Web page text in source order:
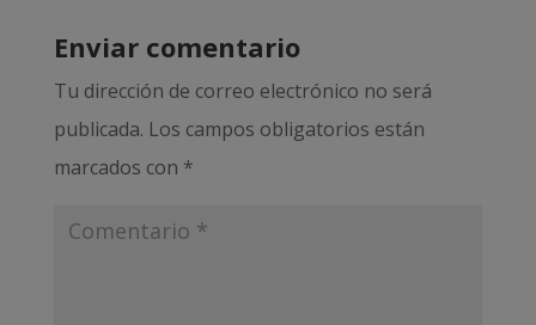
Enviar comentario
Tu dirección de correo electrónico no será
publicada. Los campos obligatorios están
marcados con *